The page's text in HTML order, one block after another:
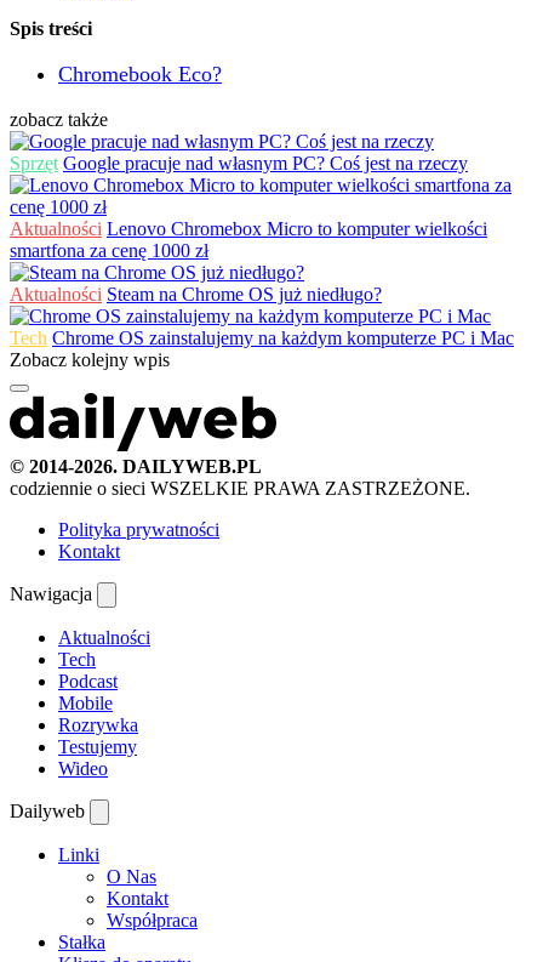
Spis treści
Chromebook Eco?
zobacz także
Sprzęt Google pracuje nad własnym PC? Coś jest na rzeczy
Aktualności Lenovo Chromebox Micro to komputer wielkości
smartfona za cenę 1000 zł
Aktualności Steam na Chrome OS już niedługo?
Tech Chrome OS zainstalujemy na każdym komputerze PC i Mac
Zobacz kolejny wpis
© 2014-2026. DAILYWEB.PL
codziennie o sieci WSZELKIE PRAWA ZASTRZEŻONE.
Polityka prywatności
Kontakt
Nawigacja
Aktualności
Tech
Podcast
Mobile
Rozrywka
Testujemy
Wideo
Dailyweb
Linki
O Nas
Kontakt
Współpraca
Stałka